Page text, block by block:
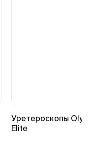
Уретероскопы
Elite